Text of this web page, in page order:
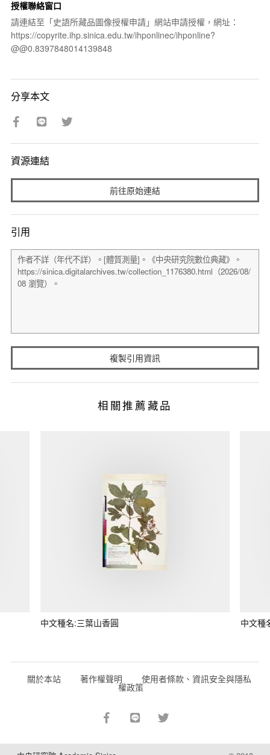
授權聯絡窗口
請連結至「史語所藏品圖像授權申請」網站申請授權，網址：
https://copyrite.ihp.sinica.edu.tw/ihponlinec/ihponline?
@@0.8397848014139848
分享本文
資源連結
前往原始連結
引用
複製引用資訊
相關推薦藏品
中文種名:三葉山香圓 中文種
關於本站 著作權聲明 使用者條款、資訊安全與隱私
權政策